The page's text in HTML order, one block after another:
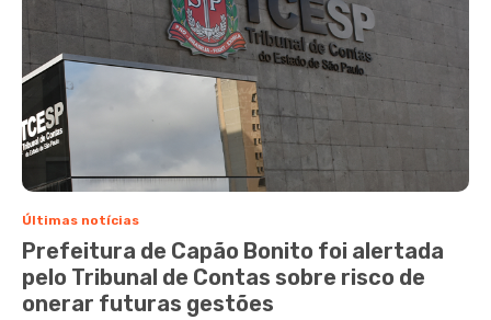
Últimas notícias
Prefeitura de Capão Bonito foi alertada
pelo Tribunal de Contas sobre risco de
onerar futuras gestões